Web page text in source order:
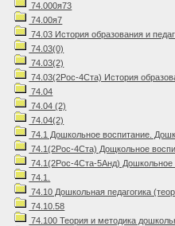
74.000я73
74.00я7
74.03 История образования и
74.03(0)
74.03(2)
74.03(2Рос-4Ста) История
74.04
74.04 (2)
74.04(2)
74.1 Дошкольное воспитание.
74.1(2Рос-4Ста) Дощкольное
74.1(2Рос-4Ста-5Анд) Дошкольное
74.1.
74.10 Дошкольная педагогика
74.10.58
74.100 Теория и методика